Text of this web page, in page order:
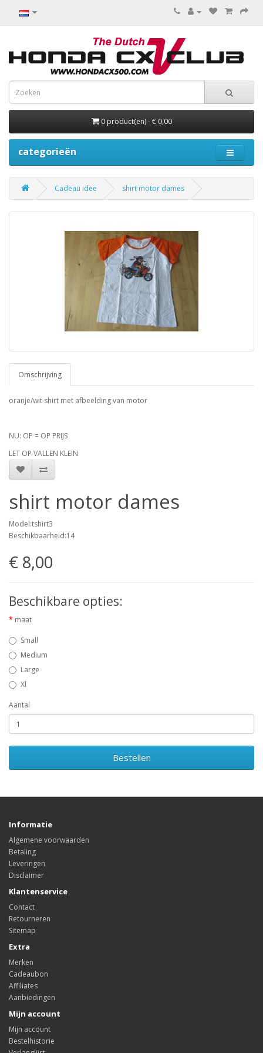
0 product(en) - € 0,00
categorieën
Cadeau idee shirt motor dames
Omschrijving
oranje/wit shirt met afbeelding van motor
NU: OP = OP PRIJS
LET OP VALLEN KLEIN
shirt motor dames
Model:tshirt3
Beschikbaarheid:14
€ 8,00
Beschikbare opties:
maat
Small
Medium
Large
Xl
Aantal
Bestellen
Informatie
Algemene voorwaarden
Betaling
Leveringen
Disclaimer
Klantenservice
Contact
Retourneren
Sitemap
Extra
Merken
Cadeaubon
Affiliates
Aanbiedingen
Mijn account
Mijn account
Bestelhistorie